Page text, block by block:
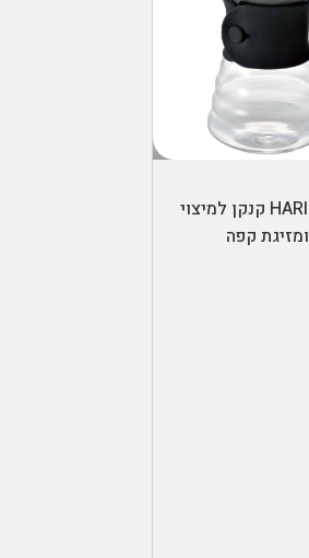
הוספה לסל
HARIO V60 קנקן למיצוי
ומזיגת קפה